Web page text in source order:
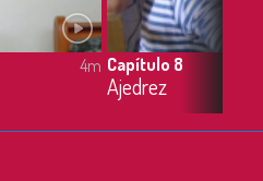
4m Capítulo 8
Ajedrez